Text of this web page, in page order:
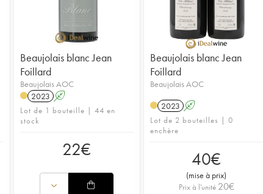
Beaujolais blanc Jean
Foillard
Beaujolais AOC
2023 A
Lot de 1 bouteille | 44 en
stock
22€
Beaujolais blanc Jean
Foillard
Beaujolais AOC
2023 A
Lot de 2 bouteilles | 0
enchère
40€
(mise à prix)
Prix à l'unité 20€